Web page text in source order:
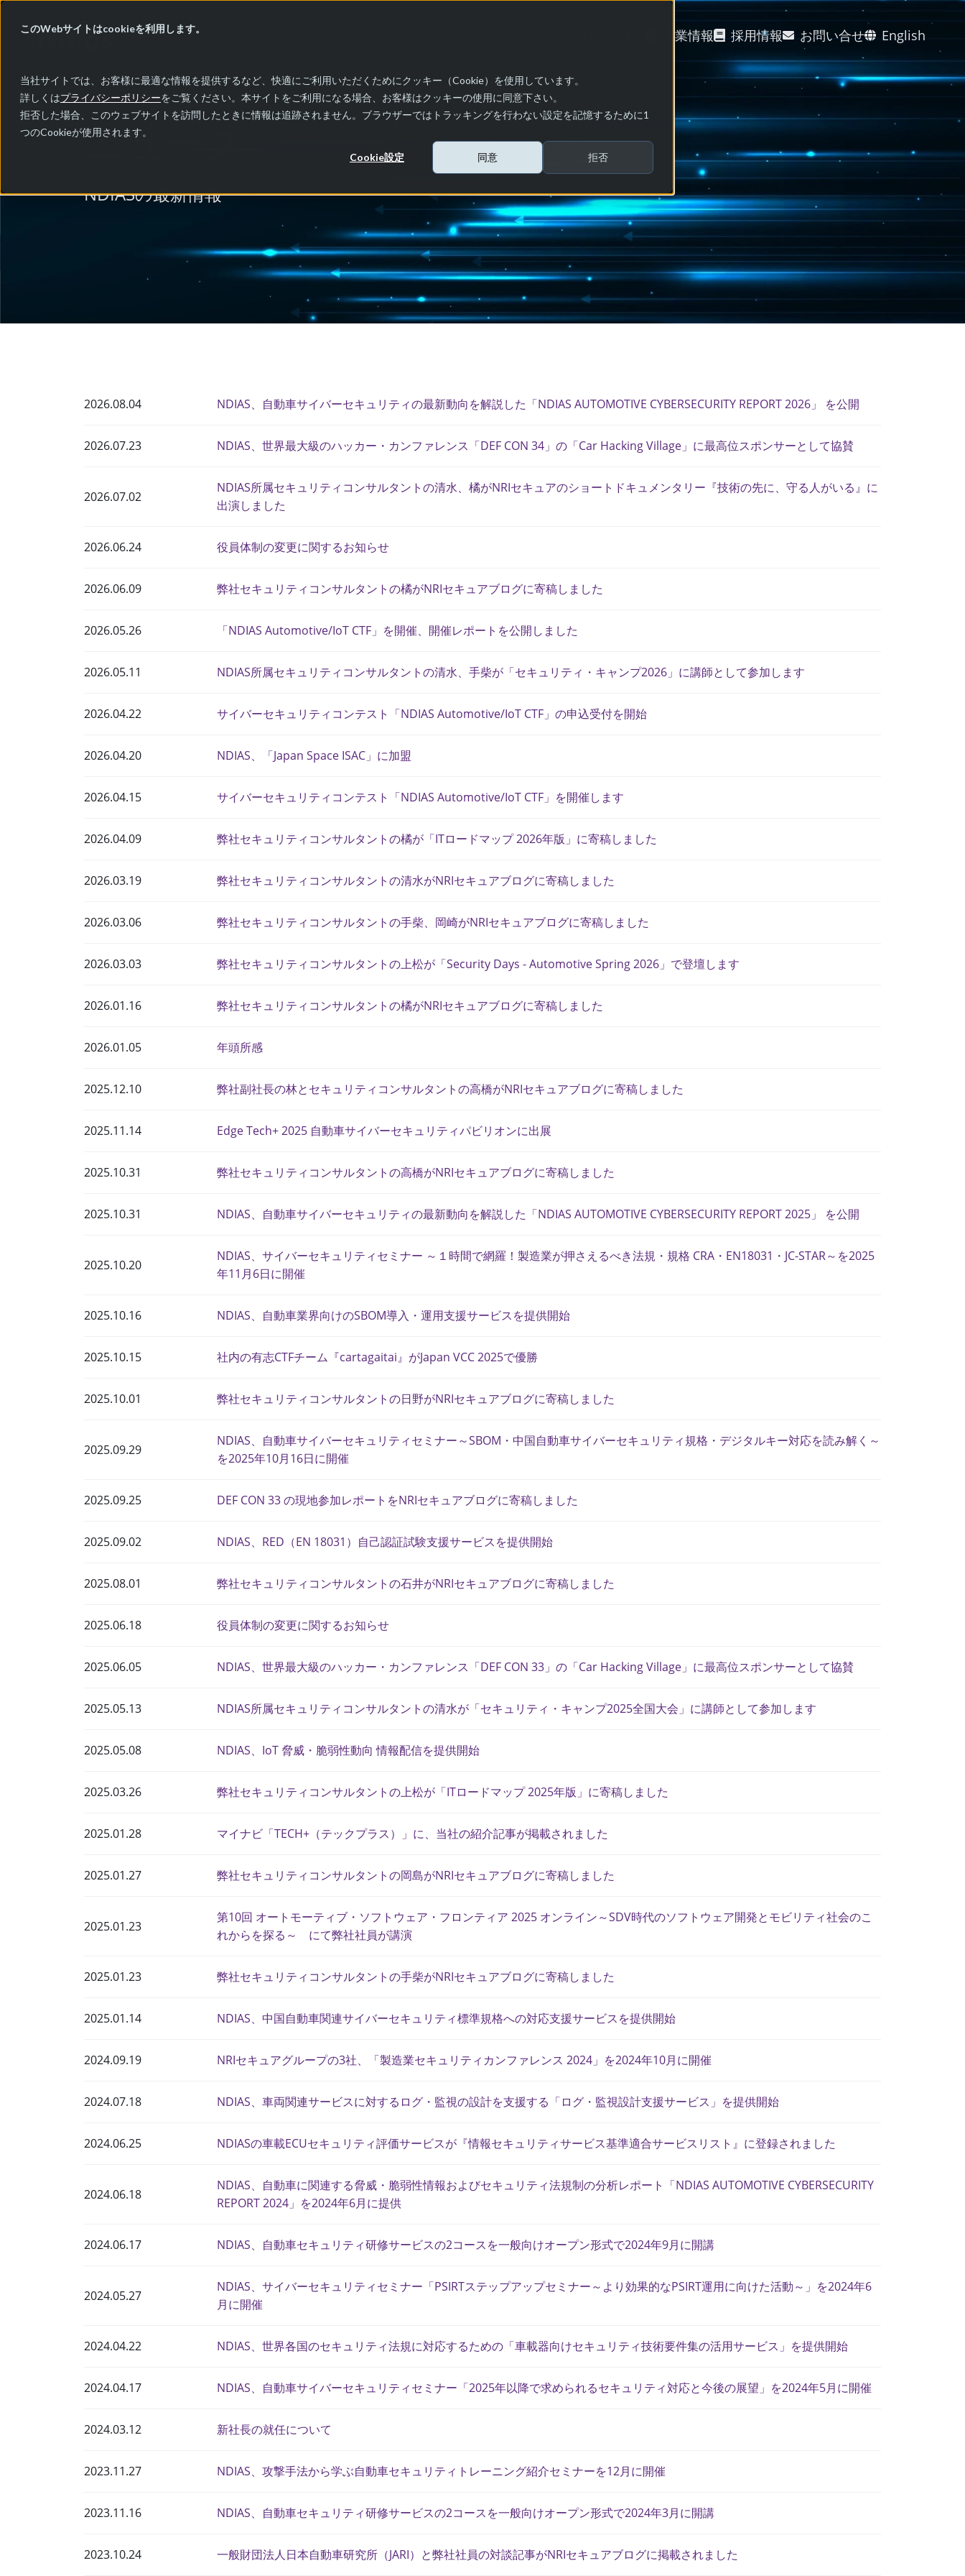
このWebサイトはcookieを利用します。
当社サイトでは、お客様に最適な情報を提供するなど、快適にご利用いただくためにクッキー（Cookie）を使用しています。
詳しくはプライバシーポリシーをご覧ください。本サイトをご利用になる場合、お客様はクッキーの使用に同意下さい。
拒否した場合、このウェブサイトを訪問したときに情報は追跡されません。ブラウザーではトラッキングを行わない設定を記憶するために1
つのCookieが使用されます。
Cookie設定 同意 拒否
企業情報 採用情報 お問い合せ English
ニュース
NDIASの最新情報
2026.08.04 NDIAS、自動車サイバーセキュリティの最新動向を解説した「NDIAS AUTOMOTIVE CYBERSECURITY REPORT 2026」 を公開
2026.07.23 NDIAS、世界最大級のハッカー・カンファレンス「DEF CON 34」の「Car Hacking Village」に最高位スポンサーとして協賛
2026.07.02
NDIAS所属セキュリティコンサルタントの清水、橘がNRIセキュアのショートドキュメンタリー『技術の先に、守る人がいる』に
出演しました
2026.06.24 役員体制の変更に関するお知らせ
2026.06.09 弊社セキュリティコンサルタントの橘がNRIセキュアブログに寄稿しました
2026.05.26 「NDIAS Automotive/IoT CTF」を開催、開催レポートを公開しました
2026.05.11 NDIAS所属セキュリティコンサルタントの清水、手柴が「セキュリティ・キャンプ2026」に講師として参加します
2026.04.22 サイバーセキュリティコンテスト「NDIAS Automotive/IoT CTF」の申込受付を開始
2026.04.20 NDIAS、「Japan Space ISAC」に加盟
2026.04.15 サイバーセキュリティコンテスト「NDIAS Automotive/IoT CTF」を開催します
2026.04.09 弊社セキュリティコンサルタントの橘が「ITロードマップ 2026年版」に寄稿しました
2026.03.19 弊社セキュリティコンサルタントの清水がNRIセキュアブログに寄稿しました
2026.03.06 弊社セキュリティコンサルタントの手柴、岡崎がNRIセキュアブログに寄稿しました
2026.03.03 弊社セキュリティコンサルタントの上松が「Security Days - Automotive Spring 2026」で登壇します
2026.01.16 弊社セキュリティコンサルタントの橘がNRIセキュアブログに寄稿しました
2026.01.05 年頭所感
2025.12.10 弊社副社長の林とセキュリティコンサルタントの高橋がNRIセキュアブログに寄稿しました
2025.11.14 Edge Tech+ 2025 自動車サイバーセキュリティパビリオンに出展
2025.10.31 弊社セキュリティコンサルタントの高橋がNRIセキュアブログに寄稿しました
2025.10.31 NDIAS、自動車サイバーセキュリティの最新動向を解説した「NDIAS AUTOMOTIVE CYBERSECURITY REPORT 2025」 を公開
2025.10.20
NDIAS、サイバーセキュリティセミナー ～１時間で網羅！製造業が押さえるべき法規・規格 CRA・EN18031・JC-STAR～を2025
年11月6日に開催
2025.10.16 NDIAS、自動車業界向けのSBOM導入・運用支援サービスを提供開始
2025.10.15 社内の有志CTFチーム『cartagaitai』がJapan VCC 2025で優勝
2025.10.01 弊社セキュリティコンサルタントの日野がNRIセキュアブログに寄稿しました
2025.09.29
NDIAS、自動車サイバーセキュリティセミナー～SBOM・中国自動車サイバーセキュリティ規格・デジタルキー対応を読み解く～
を2025年10月16日に開催
2025.09.25 DEF CON 33 の現地参加レポートをNRIセキュアブログに寄稿しました
2025.09.02 NDIAS、RED（EN 18031）自己認証試験支援サービスを提供開始
2025.08.01 弊社セキュリティコンサルタントの石井がNRIセキュアブログに寄稿しました
2025.06.18 役員体制の変更に関するお知らせ
2025.06.05 NDIAS、世界最大級のハッカー・カンファレンス「DEF CON 33」の「Car Hacking Village」に最高位スポンサーとして協賛
2025.05.13 NDIAS所属セキュリティコンサルタントの清水が「セキュリティ・キャンプ2025全国大会」に講師として参加します
2025.05.08 NDIAS、IoT 脅威・脆弱性動向 情報配信を提供開始
2025.03.26 弊社セキュリティコンサルタントの上松が「ITロードマップ 2025年版」に寄稿しました
2025.01.28 マイナビ「TECH+（テックプラス）」に、当社の紹介記事が掲載されました
2025.01.27 弊社セキュリティコンサルタントの岡島がNRIセキュアブログに寄稿しました
2025.01.23
第10回 オートモーティブ・ソフトウェア・フロンティア 2025 オンライン～SDV時代のソフトウェア開発とモビリティ社会のこ
れからを探る～ にて弊社社員が講演
2025.01.23 弊社セキュリティコンサルタントの手柴がNRIセキュアブログに寄稿しました
2025.01.14 NDIAS、中国自動車関連サイバーセキュリティ標準規格への対応支援サービスを提供開始
2024.09.19 NRIセキュアグループの3社、「製造業セキュリティカンファレンス 2024」を2024年10月に開催
2024.07.18 NDIAS、車両関連サービスに対するログ・監視の設計を支援する「ログ・監視設計支援サービス」を提供開始
2024.06.25 NDIASの車載ECUセキュリティ評価サービスが『情報セキュリティサービス基準適合サービスリスト』に登録されました
2024.06.18
NDIAS、自動車に関連する脅威・脆弱性情報およびセキュリティ法規制の分析レポート​「NDIAS AUTOMOTIVE CYBERSECURITY
REPORT 2024」を2024年6月に提供
2024.06.17 NDIAS、自動車セキュリティ研修サービスの2コースを一般向けオープン形式で2024年9月に開講
2024.05.27
NDIAS、サイバーセキュリティセミナー「PSIRTステップアップセミナー～より効果的なPSIRT運用に向けた活動～」を2024年6
月に開催
2024.04.22 NDIAS、世界各国のセキュリティ法規に対応するための「車載器向けセキュリティ技術要件集の活用サービス」を提供開始
2024.04.17 NDIAS、自動車サイバーセキュリティセミナー「2025年以降で求められるセキュリティ対応と今後の展望」を2024年5月に開催
2024.03.12 新社長の就任について
2023.11.27 NDIAS、攻撃手法から学ぶ自動車セキュリティトレーニング紹介セミナーを12月に開催
2023.11.16 NDIAS、自動車セキュリティ研修サービスの2コースを一般向けオープン形式で2024年3月に開講
2023.10.24 一般財団法人日本自動車研究所（JARI）と弊社社員の対談記事がNRIセキュアブログに掲載されました